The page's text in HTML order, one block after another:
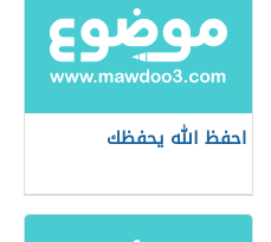
احفظ الله يحفظك